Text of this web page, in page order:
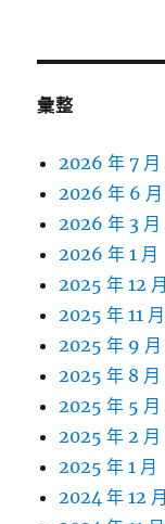
彙整
2026 年 7 月
2026 年 6 月
2026 年 3 月
2026 年 1 月
2025 年 12 月
2025 年 11 月
2025 年 9 月
2025 年 8 月
2025 年 5 月
2025 年 2 月
2025 年 1 月
2024 年 12 月